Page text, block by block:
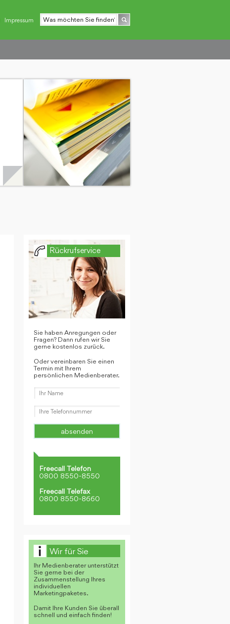
Impressum
Rückrufservice
Sie haben Anregungen oder
Fragen? Dann rufen wir Sie
gerne kostenlos zurück.
Oder vereinbaren Sie einen
Termin mit Ihrem
persönlichen Medienberater.
Freecall Telefon
0800 8550-8550
Freecall Telefax
0800 8550-8660
Wir für Sie
Ihr Medienberater unterstützt
Sie gerne bei der
Zusammenstellung Ihres
individuellen
Marketingpaketes.
Damit Ihre Kunden Sie überall
schnell und einfach finden!